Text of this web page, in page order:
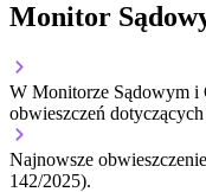
Monitor
W Monitorze Sądowym i
obwieszczeń
Najnowsze
142/2025).